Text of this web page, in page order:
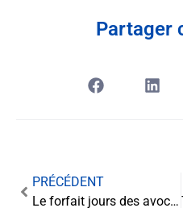
Partager
PRÉCÉDENT
Le forfait jours des avocats salariés sous le prisme de la jurisprudence : durées de travail et repos en question